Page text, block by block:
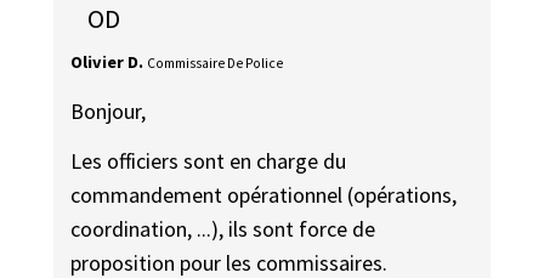
OD
Olivier D. Commissaire De Police
Bonjour,
Les officiers sont en charge du
commandement opérationnel (opérations,
coordination, ...), ils sont force de
proposition pour les commissaires.